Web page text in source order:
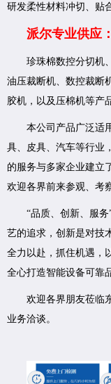
研发柔性材料冲切、贴
派尔专业供应：
珍珠棉数控分切机
油压裁断机、数控裁断
胶机，以及压棉机等产
本公司产品广泛适
具、皮具、汽车等行业
的服务与多家企业建立
欢迎各界前来参观、考
“品质、创新、服
艺的追求，创新是对技
全力以赴，抓住机遇，
全心打造智能设备可靠
欢迎各界朋友莅临
业务洽谈。